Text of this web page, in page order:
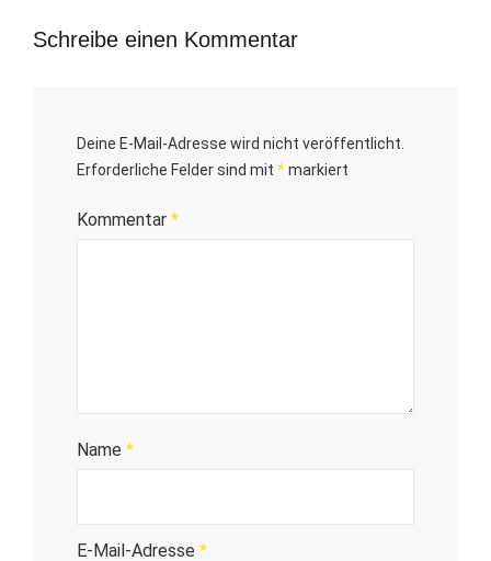
Schreibe einen Kommentar
Deine E-Mail-Adresse wird nicht veröffentlicht.
Erforderliche Felder sind mit *markiert
Kommentar *
Name *
E-Mail-Adresse *